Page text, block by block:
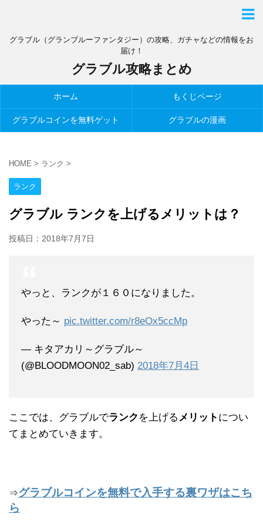
グラブル（グランブルーファンタジー）の攻略、ガチャなどの情報をお
届け！
グラブル攻略まとめ
ホーム もくじページ
グラブルコインを無料ゲット グラブルの漫画
HOME > ランク >
ランク
グラブル ランクを上げるメリットは？
投稿日： 2018年7月7日
やっと、ランクが１６０になりました。
やった～ pic.twitter.com/r8eOx5ccMp
— キタアカリ～グラブル～
(@BLOODMOON02_sab) 2018年7月4日
ここでは、グラブルでランク を上げるメリット につい
てまとめていきます。
⇒グラブルコインを無料で入手する裏ワザはこち
ら